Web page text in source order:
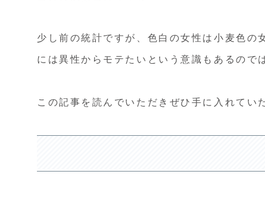
少し前の統計ですが、色白の女性は小麦色の
には異性からモテたいという意識もあるので
この記事を読んでいただきぜひ手に入れてい